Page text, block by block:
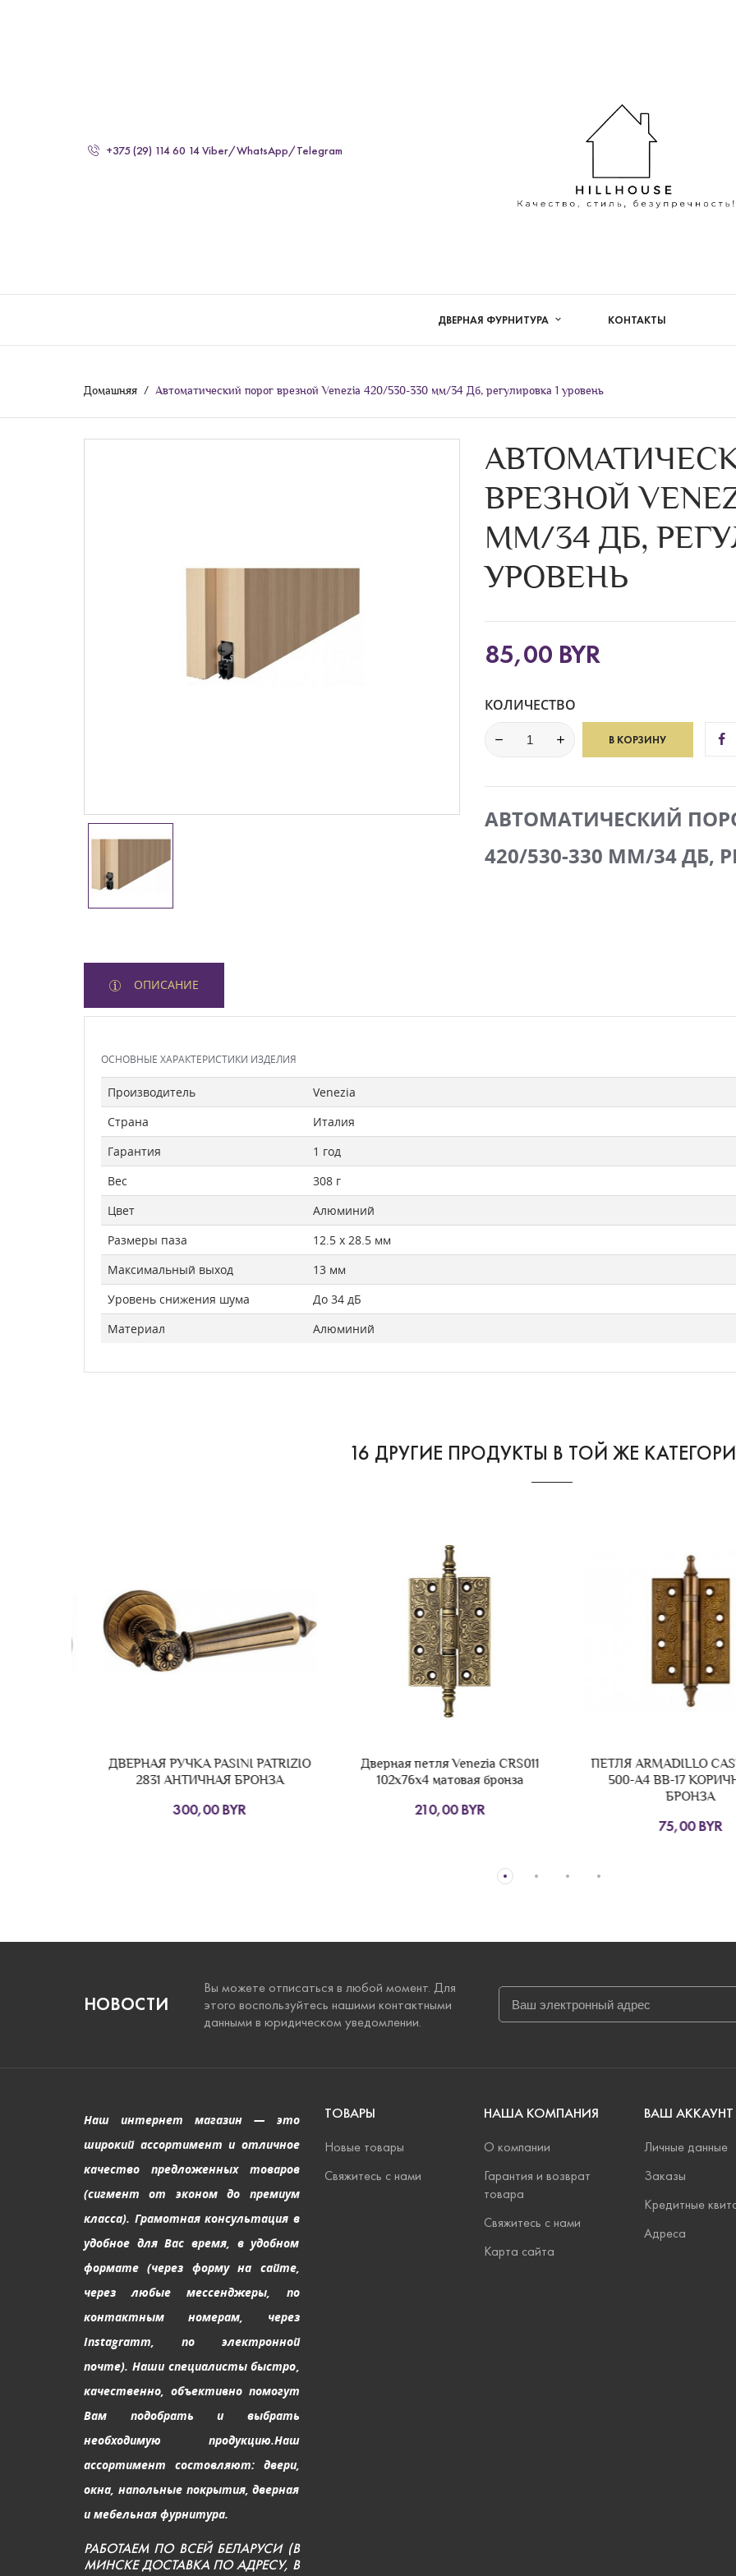
+375 (29) 114 60 14 Viber/WhatsApp/Telegram
ДВЕРНАЯ ФУРНИТУРА КОНТАКТЫ
Домашняя Автоматический порог врезной Venezia 420/530-330 мм/34 Дб, регулировка 1 уровень
ВРЕЗНОЙ
ММ/34 ДБ,
УРОВЕНЬ
85,00 BYR
КОЛИЧЕСТВО
В КОРЗИНУ
АВТОМАТИЧЕСКИЙ
420/530-330 ММ/34 ДБ,
ОПИСАНИЕ
ОСНОВНЫЕ ХАРАКТЕРИСТИКИ ИЗДЕЛИЯ
Производитель
Venezia
Страна
Италия
Гарантия
1 год
Вес
308 г
Цвет
Алюминий
Размеры паза
12.5 х 28.5 мм
Максимальный выход
13 мм
Уровень снижения шума
До 34 дБ
Материал
Алюминий
16 ДРУГИЕ ПРОДУКТЫ В ТОЙ ЖЕ
ДВЕРНАЯ РУЧКА PASINI PATRIZIO
2831 АНТИЧНАЯ БРОНЗА
300,00 BYR
Дверная петля Venezia CRS011
102x76x4 матовая бронза
210,00 BYR
ПЕТЛЯ ARMADILLO
500-A4 BB-17
БРОНЗА
75,00 BYR
НОВОСТИ
Вы можете отписаться в любой момент. Для
этого воспользуйтесь нашими контактными
данными в юридическом уведомлении.
Наш интернет магазин — это
широкий ассортимент и отличное
качество предложенных товаров
(сигмент от эконом до премиум
класса). Грамотная консультация в
удобное для Вас время, в удобном
формате (через форму на сайте,
через любые мессенджеры, по
контактным номерам, через
Instagramm, по электронной
почте). Наши специалисты быстро,
качественно, объективно помогут
Вам подобрать и выбрать
необходимую продукцию.Наш
ассортимент состовляют: двери,
окна, напольные покрытия, дверная
и мебельная фурнитура.
РАБОТАЕМ ПО ВСЕЙ БЕЛАРУСИ (В
МИНСКЕ ДОСТАВКА ПО АДРЕСУ, В
ТОВАРЫ
Новые товары
Свяжитесь с нами
НАША КОМПАНИЯ
О компании
Гарантия и возврат
товара
Свяжитесь с нами
Карта сайта
ВАШ АККАУНТ
Личные данные
Заказы
Кредитные
Адреса